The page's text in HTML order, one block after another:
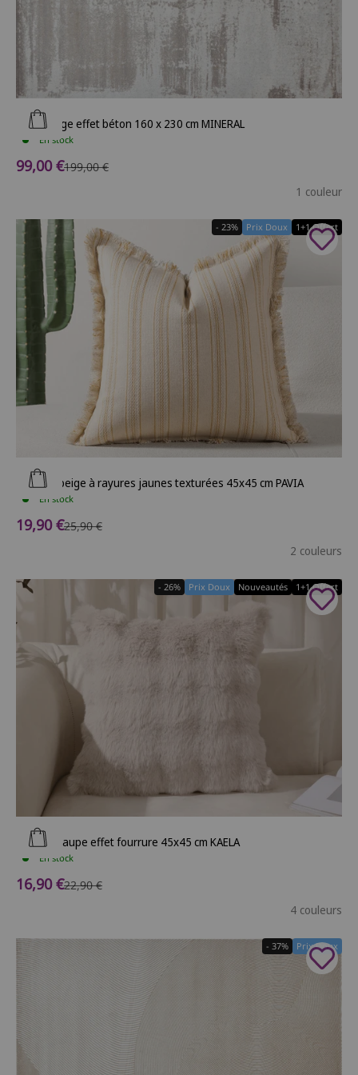
Ajouter au panier
Tapis beige effet béton 160 x 230 cm MINERAL
En stock
Prix de vente
99,00 €Prix normal
199,00 €
1 couleur
1+1 Offert
Prix Doux
- 23%
Ajouter au panier
Coussin beige à rayures jaunes texturées 45x45 cm PAVIA
En stock
Prix de vente
19,90 €Prix normal
25,90 €
2 couleurs
1+1 Offert
Nouveautés
Prix Doux
- 26%
Ajouter au panier
Coussin taupe effet fourrure 45x45 cm KAELA
En stock
Prix de vente
16,90 €Prix normal
22,90 €
4 couleurs
Prix Doux
- 37%